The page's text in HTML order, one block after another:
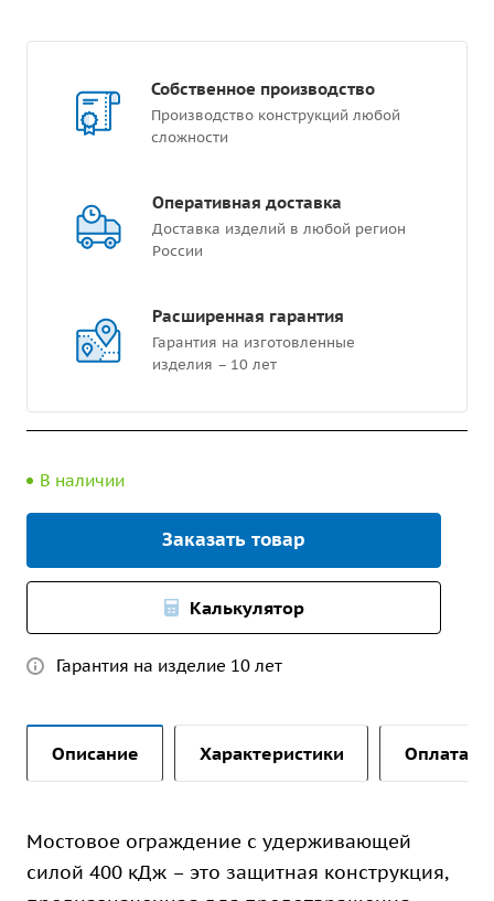
Собственное производство
Производство конструкций любой
сложности
Оперативная доставка
Доставка изделий в любой регион
России
Расширенная гарантия
Гарантия на изготовленные
изделия – 10 лет
В наличии
Заказать товар
Калькулятор
Гарантия на изделие 10 лет
Описание Характеристики Оплата и
Мостовое ограждение с удерживающей
силой 400 кДж – это защитная конструкция,